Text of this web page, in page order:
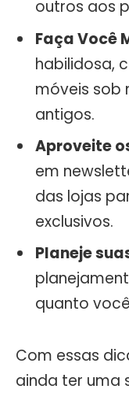
outros aos
Faça Você
habilidosa,
móveis sob
antigos.
Aproveite
em
das lojas
exclusivos.
Planeje
quanto
Com essas
ainda ter uma